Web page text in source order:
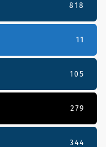
818
11
105
279
344